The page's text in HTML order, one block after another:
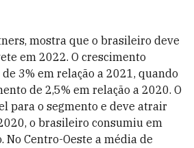
mostra que o brasileiro deve
em 2022. O crescimento
3% em relação a 2021, quando
de 2,5% em relação a 2020. O
para o segmento e deve atrair
o brasileiro consumiu em
No Centro-Oeste a média de